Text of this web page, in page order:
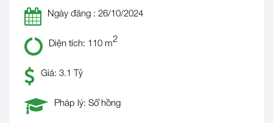
Ngày đăng : 26/10/2024
Diện tích: 110 m2
Giá: 3.1 Tỷ
Pháp lý: Sổ hồng